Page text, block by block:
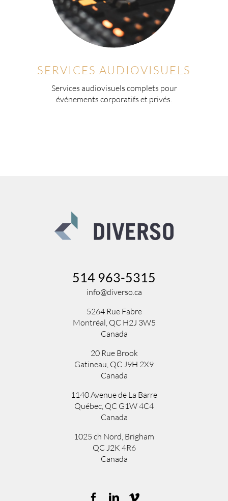
SERVICES AUDIOVISUELS
Services audiovisuels complets pour
événements corporatifs et privés.
514 963-5315
info@diverso.ca
5264 Rue Fabre
Montréal, QC H2J 3W5
Canada
20 Rue Brook
Gatineau, QC J9H 2X9
Canada
1140 Avenue de La Barre
Québec, QC G1W 4C4
Canada
1025 ch Nord, Brigham
QCJ2K 4R6
Canada